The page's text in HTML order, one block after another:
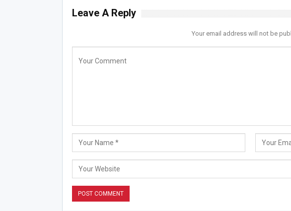
Leave A Reply
Your email address will not be